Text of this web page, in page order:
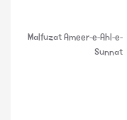
Malfuzat Ameer-e-Ahl-e-
Sunnat